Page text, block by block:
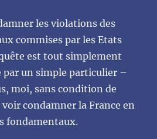
les violations des
commises par les Etats
est tout simplement
par un simple particulier –
moi, sans condition de
condamner la France en
fondamentaux.